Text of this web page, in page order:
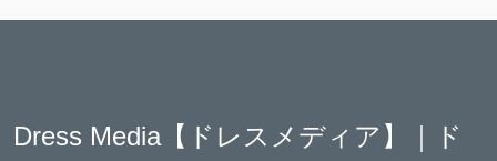
Dress Media【ドレスメディア】｜ド